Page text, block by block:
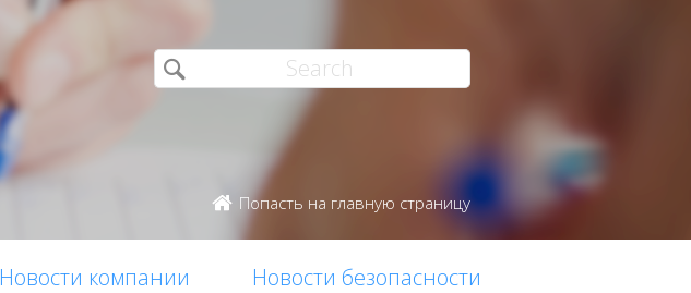
Попасть на главную страницу
Новости компании Новости безопасности